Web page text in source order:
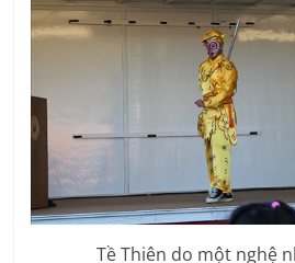
Tề Thiên do một nghệ